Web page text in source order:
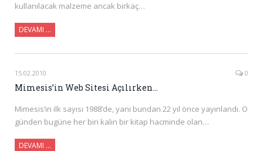
kullanılacak malzeme ancak birkaç…
DEVAMI …
15.02.2010 0
Mimesis’in Web Sitesi Açılırken…
Mimesis’in ilk sayısı 1988’de, yani bundan 22 yıl önce yayınlandı. O
günden bugüne her biri kalın bir kitap hacminde olan…
DEVAMI …